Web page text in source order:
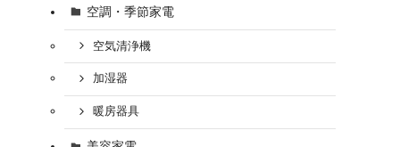
空調・季節家電
空気清浄機
加湿器
暖房器具